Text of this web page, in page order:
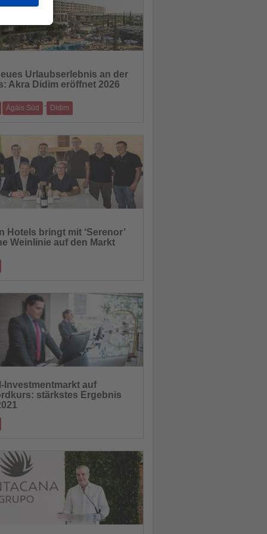
Urlaubserlebnis an der
Akra Didim eröffnet 2026
Ägäis Süd - Didim
Natur und zeitgemäßen Luxus
13.10.2025
Hotels bringt mit ‘Serenor’
Weinlinie auf den Markt
mit der Bodega Santa Catar
10.10.2025
Investmentmarkt auf
stärkstes Ergebnis
Euro erlebt der deutsche Hotel-Inve
08.10.2025